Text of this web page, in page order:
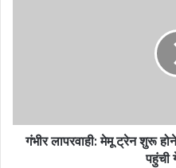
गंभीर लापरवाही: मेमू ट्रेन शुरू
पहुंची